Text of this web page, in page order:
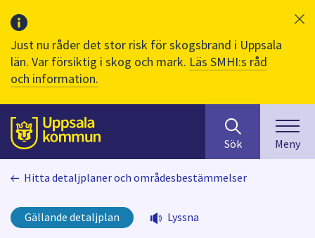
Just nu råder det stor risk för skogsbrand i Uppsala
län. Var försiktig i skog och mark. Läs SMHI:s råd
och information.
Till sidans
huvudinnehåll
efter
innehåll
på
webbplatsen.
Sök Meny
Hitta detaljplaner och områdesbestämmelser
Gällande detaljplan Lyssna